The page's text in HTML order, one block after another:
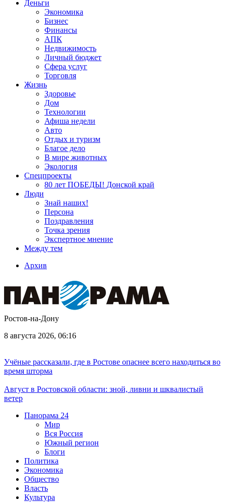
Деньги
Экономика
Бизнес
Финансы
АПК
Недвижимость
Личный бюджет
Сфера услуг
Торговля
Жизнь
Здоровье
Дом
Технологии
Афиша недели
Авто
Отдых и туризм
Благое дело
В мире животных
Экология
Спецпроекты
80 лет ПОБЕДЫ! Донской край
Люди
Знай наших!
Персона
Поздравления
Точка зрения
Экспертное мнение
Между тем
Архив
Ростов-на-Дону
8 августа 2026, 06:16
Учёные рассказали, где в Ростове опаснее всего находиться во
время шторма
Август в Ростовской области: зной, ливни и шквалистый
ветер
Панорама 24
Мир
Вся Россия
Южный регион
Блоги
Политика
Экономика
Общество
Власть
Культура